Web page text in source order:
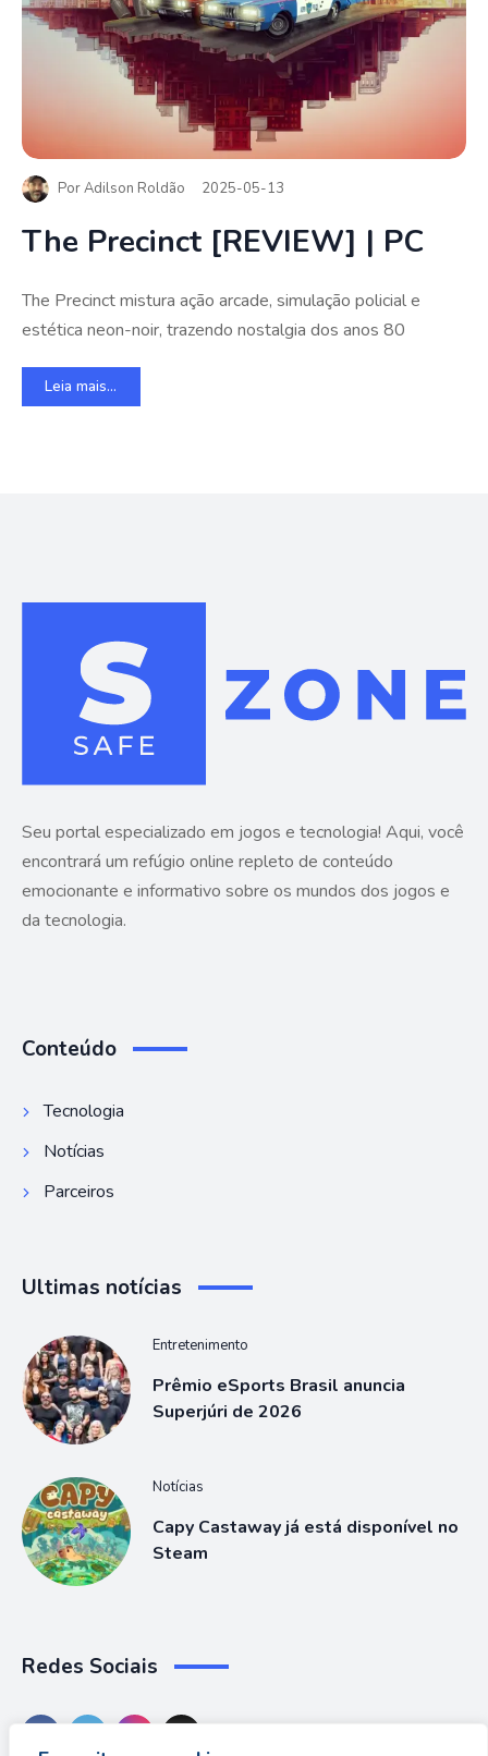
PorAdilson Roldão 2025-05-13
The Precinct [REVIEW] | PC
The Precinct mistura ação arcade, simulação policial e
estética neon-noir, trazendo nostalgia dos anos 80
Leia mais...
Seu portal especializado em jogos e tecnologia! Aqui, você
encontrará um refúgio online repleto de conteúdo
emocionante e informativo sobre os mundos dos jogos e
da tecnologia.
Conteúdo
Tecnologia
Notícias
Parceiros
Ultimas notícias
Entretenimento
Prêmio eSports Brasil anuncia
Superjúri de 2026
Notícias
Capy Castaway já está disponível no
Steam
Redes Sociais